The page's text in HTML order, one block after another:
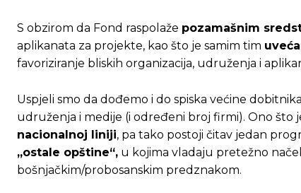
S obzirom da Fond raspolaže pozamašnim
aplikanata za projekte, kao što je samim tim
favoriziranje bliskih organizacija, udruženja i
Uspjeli smo da dođemo i do spiska većine
udruženja i medije (i određeni broj firmi). Ono što
nacionalnoj liniji, pa tako postoji čitav jedan
„ostale opštine“, u kojima vladaju pretežno
bošnjačkim/probosanskim predznakom.